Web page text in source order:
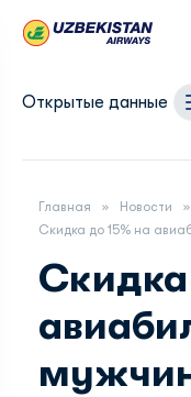
Открытые данные
Главная
Новости
Скидка до 15% на
Скидка